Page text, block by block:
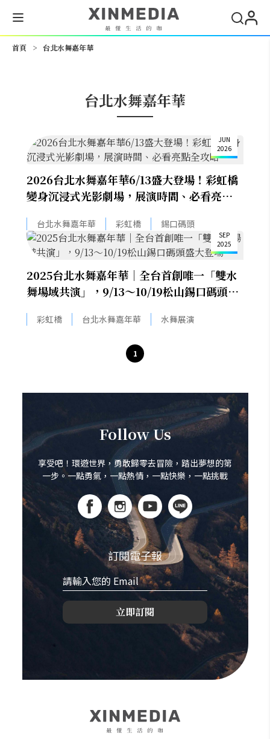
首頁 > 台北水舞嘉年華
台北水舞嘉年華
JUN
2026
2026台北水舞嘉年華6/13盛大登場！彩虹橋
變身沉浸式光影劇場，展演時間、必看亮點全
台北水舞嘉年華 彩虹橋 錫口碼頭
SEP
2025
2025台北水舞嘉年華｜全台首創唯一「雙水
舞場域共演」，9/13～10/19松山錫口碼頭盛
彩虹橋 台北水舞嘉年華 水舞展演
1
Follow Us
享受吧！環遊世界，勇敢歸零去冒險，踏出夢想的第
一步。一點勇氣，一點熱情，一點快樂，一點挑戰
訂閱電子報
立即訂閱